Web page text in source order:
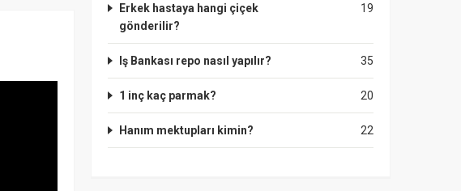
19
Erkek hastaya hangi çiçek
gönderilir?
35
Iş Bankası repo nasıl yapılır?
20
1 inç kaç parmak?
22
Hanım mektupları kimin?